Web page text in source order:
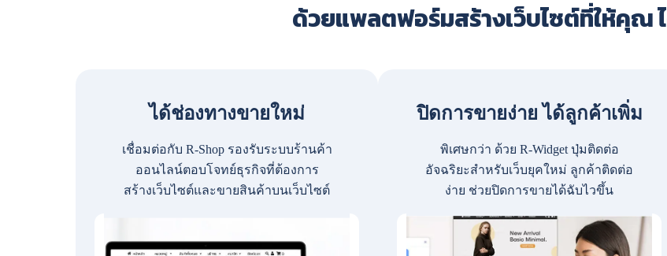
ด้วยแพลตฟอร์มสร้างเว็บไซต์ที่ให้คุณ
ได้ช่องทางขายใหม่
เชื่อมต่อกับ R-Shop รองรับระบบร้านค้า
ออนไลน์ตอบโจทย์ธุรกิจที่ต้องการ
สร้างเว็บไซต์และขายสินค้าบนเว็บไซต์
ปิดการขายง่าย ได้ลูกค้าเพิ่ม
พิเศษกว่า ด้วย R-Widget ปุ่มติดต่อ
อัจฉริยะสำหรับเว็บยุคใหม่ ลูกค้าติดต่อ
ง่าย ช่วยปิดการขายได้ฉับไวขึ้น